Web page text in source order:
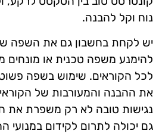
נוח וקל להבנה.
יש לקחת בחשבון גם את השפה
להימנע משפה טכנית או מונחים
לכל הקוראים. שימוש בשפה
את ההבנה והמעורבות של
נגישות טובה לא רק משפרת את
גם יכולה לתרום לקידום במנועי